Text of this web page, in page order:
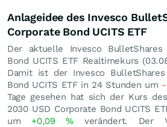
Anlageidee des Invesco
Corporate Bond UCITS ETF
Der aktuelle Invesco BulletShares
Bond UCITS ETF Realtimekurs (
Damit ist der Invesco
Bond UCITS ETF in 24 Stunden um
Tage gesehen hat sich der Kurs
2030 USD Corporate Bond UCITS
um +0,09% verändert. Der